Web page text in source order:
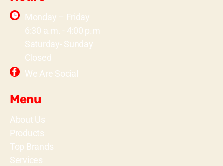
Monday – Friday
6:30 a.m. - 4:00 p.m
Saturday- Sunday
Closed
We Are Social
Menu
About Us
Products
Top Brands
Services